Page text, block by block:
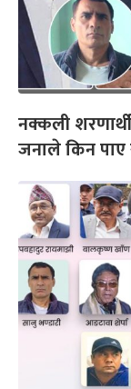
नक्कली
जनाले किन